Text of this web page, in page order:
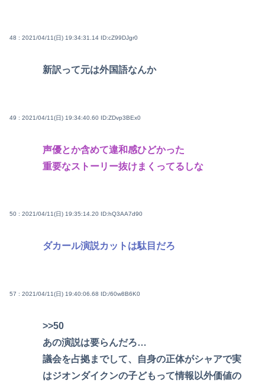
48 : 2021/04/11(日) 19:34:31.14 ID:cZ99DJgr0
新訳って元は外国語なんか
49 : 2021/04/11(日) 19:34:40.60 ID:ZDvp3BEx0
声優とか含めて違和感ひどかった
重要なストーリー抜けまくってるしな
50 : 2021/04/11(日) 19:35:14.20 ID:hQ3AA7d90
ダカール演説カットは駄目だろ
57 : 2021/04/11(日) 19:40:06.68 ID:/60w8B6K0
>>50
あの演説は要らんだろ…
議会を占拠までして、自身の正体がシャアで実
はジオンダイクンの子どもって情報以外価値の